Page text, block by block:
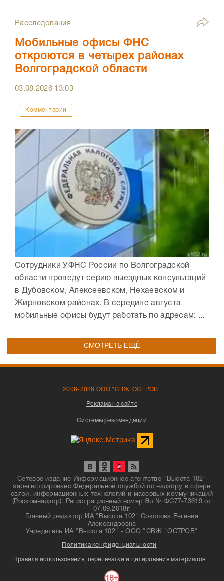
Расследования
Мобильные офисы ФНС
откроются в четырех районах
Волгоградской области
03.08.2026 13:03
Комментарии
Сотрудники УФНС России по Волгоградской
области проведут серию выездных консультаций
в Дубовском, Алексеевском, Нехаевском и
Жирновском районах. В середине августа
мобильные офисы будут работать по адресам: ...
СМОТРЕТЬ ЕЩЁ
2006-2026 ООО "СВЖ"ОСТРОВ"
Реклама на сайте
Системы рекомендаций
Сетевое издание Информационное агентство "Высота 102"
зарегистрировано Федеральной службой по надзору в сфере
связи, информационных технологий и массовых коммуникаций
(Роскомнадзор). Регистрационный номер Эл № ФС77-73619 от
07.09.2018г.
Главный редактор ИА "Высота 102" Соколова Евгения
Александровна
Учредитель ИА "Высота 102" - ООО "СВЖ "ОСТРОВ"
Политика конфиденциальности
Правила использования, перепечатки и цитирования материалов